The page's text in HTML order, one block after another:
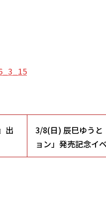
出
3/8(日) 辰巳ゆうと
ョン」発売記念イ
道明寺天満宮>